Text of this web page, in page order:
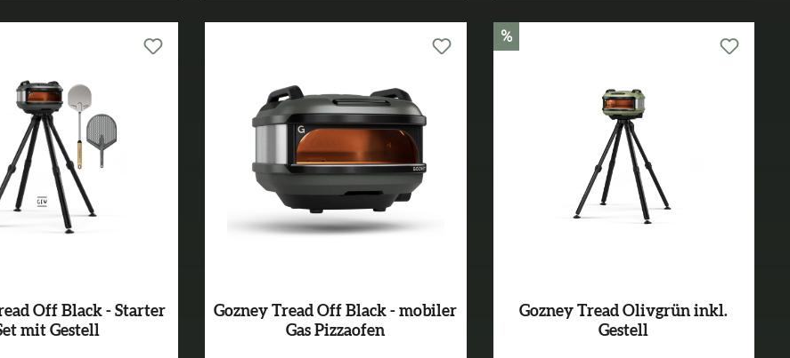
Off Black - Starter
mit Gestell
Gozney Tread Off Black - mobiler
Gas Pizzaofen
%
Gozney Tread Olivgrün inkl.
Gestell